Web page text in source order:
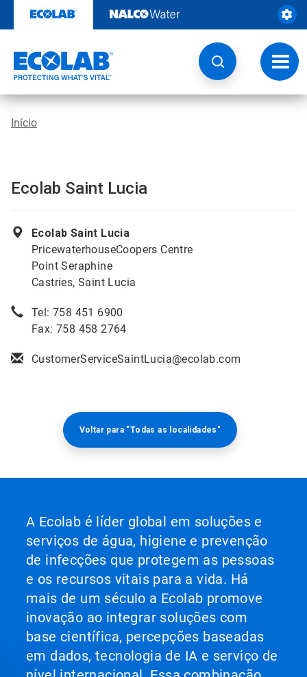
o
Início
Ecolab Saint Lucia
Ecolab Saint Lucia
PricewaterhouseCoopers Centre
Point Seraphine
Castries, Saint Lucia
Tel: 758 451 6900
Fax: 758 458 2764
CustomerServiceSaintLucia@ecolab.com
Voltar para "Todas as localidades"
A Ecolab é líder global em soluções e
serviços de água, higiene e prevenção
de infecções que protegem as pessoas
e os recursos vitais para a vida. Há
mais de um século a Ecolab promove
inovação ao integrar soluções com
base científica, percepções baseadas
em dados, tecnologia de IA e serviço de